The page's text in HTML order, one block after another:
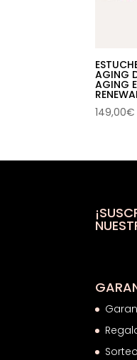
AGING
AGING
149,00€